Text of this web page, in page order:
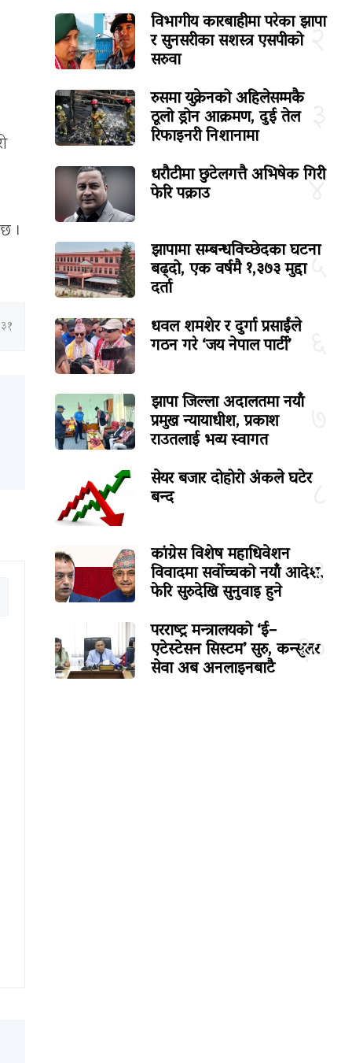
।
२
विभागीय कारबाहीमा परेका झापा
र सुनसरीका सशस्त्र एसपीको
सरुवा
रुसमा युक्रेनको अहिलेसम्मकै
ठूलो ड्रोन आक्रमण, दुई तेल
रिफाइनरी निशानामा
४
धरौटीमा छुटेलगत्तै अभिषेक गिरी
फेरि पक्राउ
५
झापामा सम्बन्धविच्छेदका घटना
बढ्दो, एक वर्षमै १,३७३ मुद्दा
दर्ता
धवल शमशेर र दुर्गा प्रसाईंले
गठन गरे ‘जय नेपाल पार्टी’
झापा जिल्ला अदालतमा नयाँ
प्रमुख न्यायाधीश, प्रकाश
राउतलाई भव्य स्वागत
सेयर बजार दोहोरो अंकले घटेर
बन्द
९
कांग्रेस विशेष महाधिवेशन
विवादमा सर्वोच्चको नयाँ आदेश,
फेरि सुरुदेखि सुनुवाइ हुने
१०
परराष्ट्र मन्त्रालयको ‘ई–
एटेस्टेसन सिस्टम’ सुरु, कन्सुलर
सेवा अब अनलाइनबाटै